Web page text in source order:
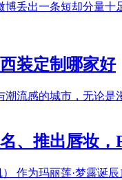
博丢出一条短却分量
装定制哪家好
潮流感的城市，无论
、推出唇妆，
） 作为玛丽莲·梦露诞